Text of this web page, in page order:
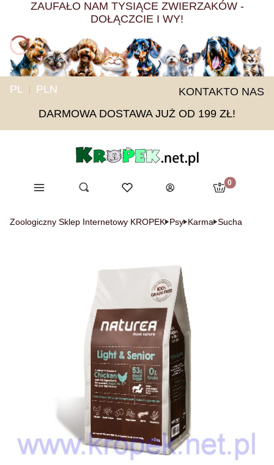
ZAUFAŁO NAM TYSIĄCE ZWIERZAKÓW -
DOŁĄCZCIE I WY!
PL PLN KONTAKTO NAS
DARMOWA DOSTAWA JUŻ OD 199 ZŁ!
Menu Otwórz wyszukiwarkę
Szukaj Ulubione
Zaloguj się
Produkty w
Koszyk
Zoologiczny Sklep Internetowy KROPEK Psy Karma Sucha